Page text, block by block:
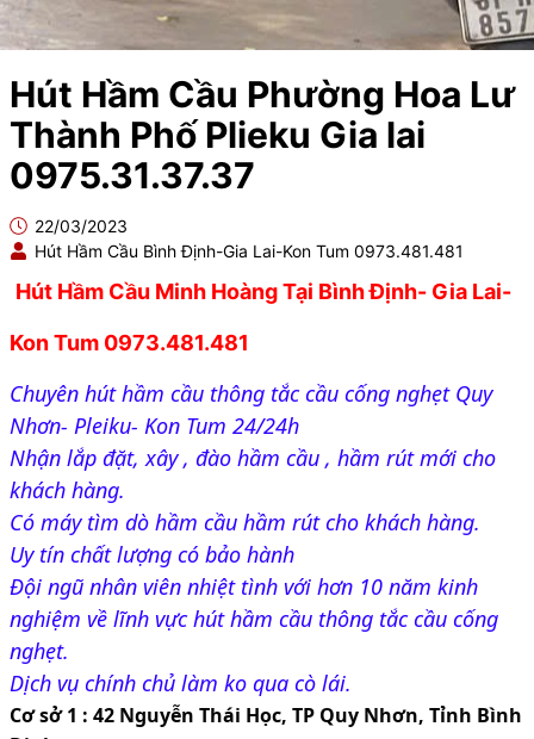
Hút Hầm Cầu Phường Hoa Lư
Thành Phố Plieku Gia lai
0975.31.37.37
22/03/2023
Hút Hầm Cầu Bình Định-Gia Lai-Kon Tum 0973.481.481
Hút Hầm Cầu Minh Hoàng Tại Bình Định- Gia Lai-
Kon Tum 0973.481.481
Chuyên hút hầm cầu thông tắc cầu cống nghẹt Quy
Nhơn- Pleiku- Kon Tum 24/24h
Nhận lắp đặt, xây , đào hầm cầu , hầm rút mới cho
khách hàng.
Có máy tìm dò hầm cầu hầm rút cho khách hàng.
Uy tín chất lượng có bảo hành
Đội ngũ nhân viên nhiệt tình với hơn 10 năm kinh
nghiệm về lĩnh vực hút hầm cầu thông tắc cầu cống
nghẹt.
Dịch vụ chính chủ làm ko qua cò lái.
Cơ sở 1 : 42 Nguyễn Thái Học, TP Quy Nhơn, Tỉnh Bình